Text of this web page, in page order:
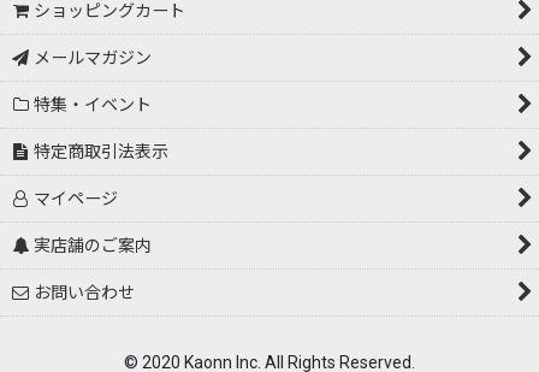
ショッピングカート
メールマガジン
特集・イベント
特定商取引法表示
マイページ
実店舗のご案内
お問い合わせ
© 2020 Kaonn Inc. All Rights Reserved.